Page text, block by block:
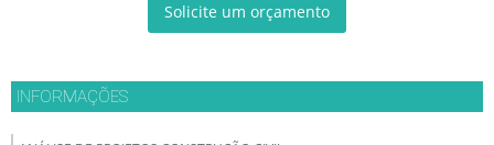
Solicite um orçamento
INFORMAÇÕES